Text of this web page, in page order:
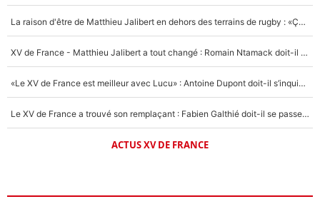
5% La raison d'être de Matthieu Jalibert en dehors des terrains de rugby : «Ça m'atteint autant que si tu touches à un membre de ma famille»
XV de France - Matthieu Jalibert a tout changé : Romain Ntamack doit-il s’inquiéter pour sa place à un an de la Coupe du monde ?
«Le XV de France est meilleur avec Lucu» : Antoine Dupont doit-il s’inquiéter pour sa place ?
Le XV de France a trouvé son remplaçant : Fabien Galthié doit-il se passer d'Antoine Dupont ?
ACTUS XV DE FRANCE